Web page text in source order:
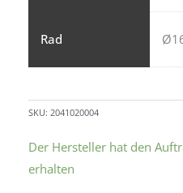
Rad
SKU: 2041020004
Der Hersteller hat den
erhalten